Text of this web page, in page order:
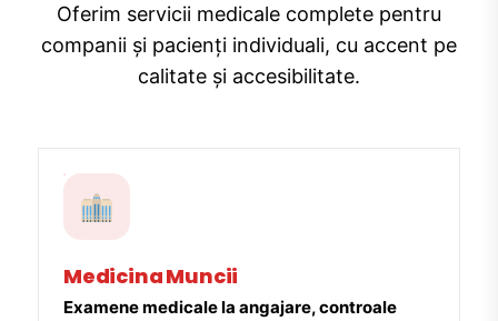
Oferim servicii medicale complete pentru
companii și pacienți individuali, cu accent pe
calitate și accesibilitate.
Medicina Muncii
Examene medicale la angajare, controale